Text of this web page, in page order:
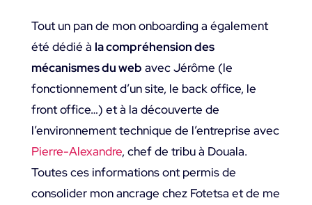
Tout un pan de mon onboarding a également
été dédié à la compréhension des
mécanismes du web avec Jérôme (le
fonctionnement d’un site, le back office, le
front office…) et à la découverte de
l’environnement technique de l’entreprise avec
Pierre-Alexandre, chef de tribu à Douala.
Toutes ces informations ont permis de
consolider mon ancrage chez Fotetsa et de me